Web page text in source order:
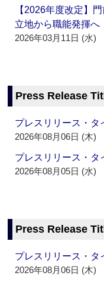
【2026年度改定】
立地から職能発揮へ
2026年03月11日 (水)
Press Release
プレスリリース・
2026年08月06日 (木)
プレスリリース・
2026年08月05日 (水)
Press Release
プレスリリース・
2026年08月06日 (木)